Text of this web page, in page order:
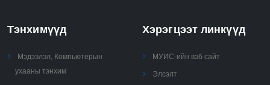
Тэнхимүүд
Мэдээлэл, Компьютерын
ухааны тэнхим
Хэрэгцээт линкүүд
МУИС-ийн вэб сайт
Элсэлт